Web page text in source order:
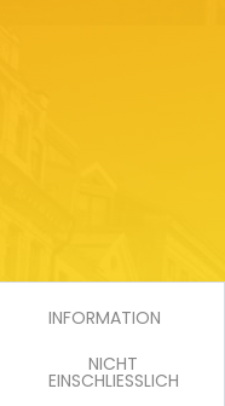
INFORMATION
NICHT
EINSCHLIESSLICH